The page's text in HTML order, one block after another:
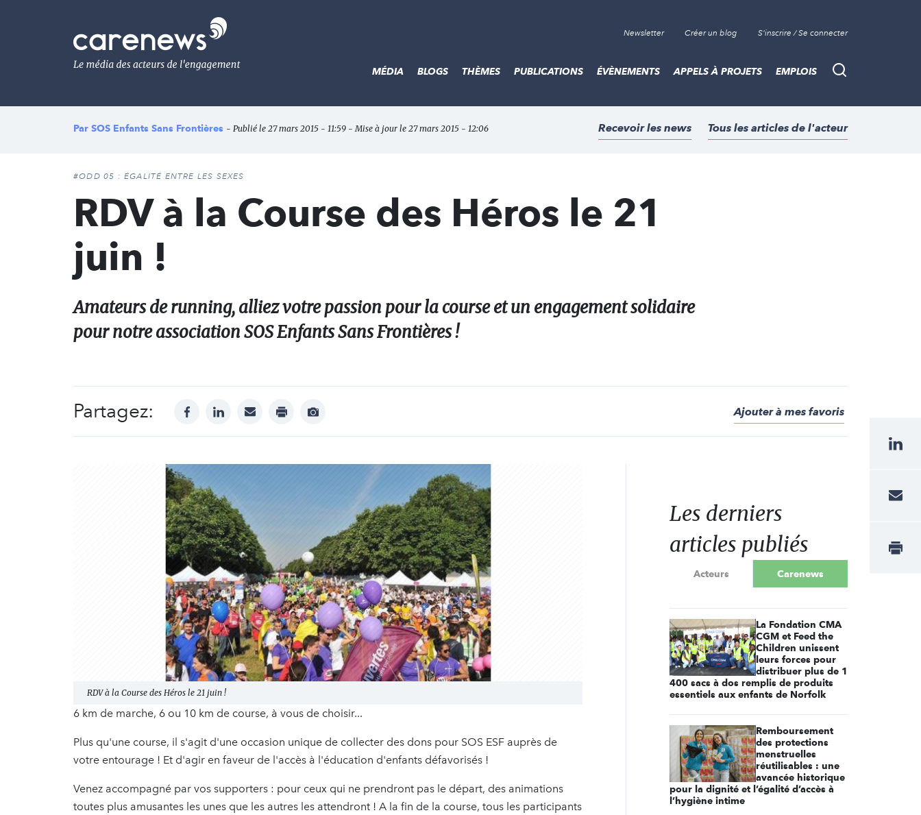
Le
média
de
l'engagement
Newsletter Créer un blog S'inscrire / Se connecter
Recherche
MÉDIA BLOGS THÈMES PUBLICATIONS ÉVÈNEMENTS APPELS À PROJETS EMPLOIS
Par SOS Enfants Sans Frontières - Publié le 27 mars 2015 - 11:59 - Mise à jour le 27 mars 2015 - 12:06 Recevoir les news Tous les articles de l'acteur
#ODD 05 : ÉGALITÉ ENTRE LES SEXES
RDV à la Course des Héros le 21
juin !
Amateurs de running, alliez votre passion pour la course et un engagement solidaire
pour notre association SOS Enfants Sans Frontières !
Partagez: facebooklinkedinmail print
Afficher
Ajouter à mes favoris
RDV à la Course des Héros le 21 juin !
6 km de marche, 6 ou 10 km de course, à vous de choisir...
Plus qu'une course, il s'agit d'une occasion unique de collecter des dons pour SOS ESF auprès de
votre entourage ! Et d'agir en faveur de l'accès à l'éducation d'enfants défavorisés !
Venez accompagné par vos supporters : pour ceux qui ne prendront pas le départ, des animations
toutes plus amusantes les unes que les autres les attendront ! A la fin de la course, tous les participants
Les derniers
articles publiés
Acteurs Carenews
La Fondation CMA
CGM et Feed the
Children unissent
leurs forces pour
distribuer plus de 1
400 sacs à dos remplis de produits
essentiels aux enfants de Norfolk
Remboursement
des protections
menstruelles
réutilisables : une
avancée historique
pour la dignité et l’égalité d’accès à
l’hygiène intime